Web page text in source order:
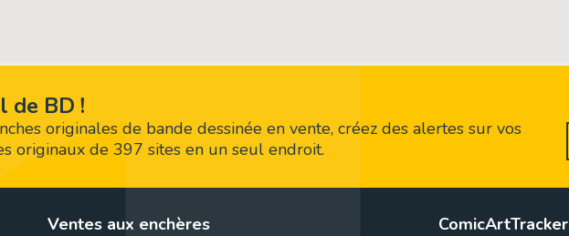
de BD !
originales de bande dessinée en vente, créez des alertes sur vos
originaux de 397 sites en un seul endroit.
Ventes aux enchères ComicArtTracker